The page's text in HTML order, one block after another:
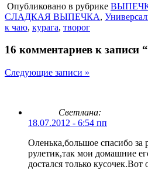
Опубликовано в рубрике
СЛАДКАЯ ВЫПЕЧКА,
к чаю, курага, творог
16 комментариев к записи
Следующие записи »
Светлана:
18.07.2012 - 6:54 пп
Оленька,большое спасибо за
рулетик,так мои домашние
достался только кусочек.Вот